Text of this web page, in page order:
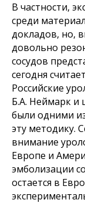
В частности,
среди
докладов, но,
довольно
сосудов
сегодня
Российские
Б.А. Неймарк и
были одними
эту методику.
внимание
Европе и
эмболизации
остается в